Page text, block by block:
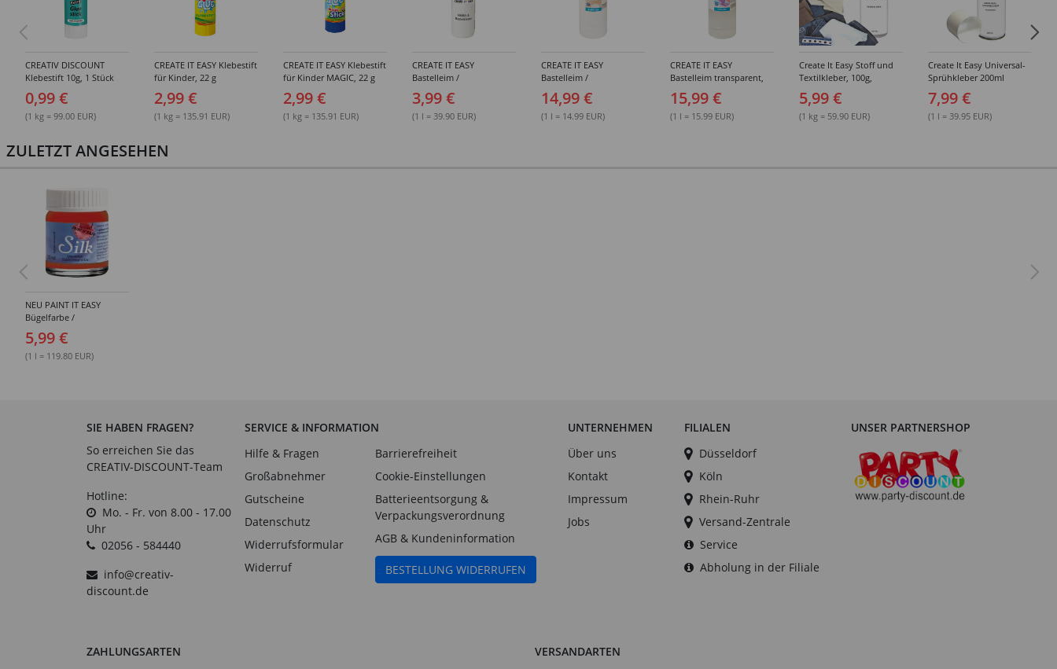
CREATIV DISCOUNT
Klebestift 10g, 1 Stück
0,99 €
(1 kg = 99.00 EUR)
CREATE IT EASY Klebestift
für Kinder, 22 g
2,99 €
(1 kg = 135.91 EUR)
CREATE IT EASY Klebestift
für Kinder MAGIC, 22 g
2,99 €
(1 kg = 135.91 EUR)
CREATE IT EASY
Bastelleim /
Buchbinderleim, 100 ml
3,99 €
(1 l = 39.90 EUR)
CREATE IT EASY
Bastelleim /
Buchbinderleim, 1000 ml
14,99 €
(1 l = 14.99 EUR)
CREATE IT EASY
Bastelleim transparent,
ohne Lösungsmittel,
1000 ml
15,99 €
(1 l = 15.99 EUR)
Create It Easy Stoff und
Textilkleber, 100g,
Kunststoffflasche mit
Maldüse
5,99 €
(1 kg = 59.90 EUR)
Create It Easy Universal-
Sprühkleber 200ml
(permanent)
7,99 €
(1 l = 39.95 EUR)
ZULETZT ANGESEHEN
NEU PAINT IT EASY
Bügelfarbe /
Seidenmalfarbe, 50 ml,
Karmin
5,99 €
(1 l = 119.80 EUR)
SIE HABEN FRAGEN?
So erreichen Sie das
CREATIV-DISCOUNT-Team
Hotline:
Mo. - Fr. von 8.00 - 17.00
Uhr
02056 - 584440
info@creativ-
discount.de
SERVICE & INFORMATION
Hilfe & Fragen
Großabnehmer
Gutscheine
Datenschutz
Widerrufsformular
Widerruf
Barrierefreiheit
Cookie-Einstellungen
Batterieentsorgung &
Verpackungsverordnung
AGB & Kundeninformation
BESTELLUNG WIDERRUFEN
UNTERNEHMEN
Über uns
Kontakt
Impressum
Jobs
FILIALEN
Düsseldorf
Köln
Rhein-Ruhr
Versand-Zentrale
Service
Abholung in der Filiale
UNSER PARTNERSHOP
ZAHLUNGSARTEN VERSANDARTEN